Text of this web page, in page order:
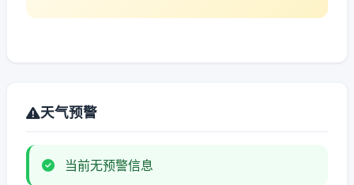
天气预警
当前无预警信息